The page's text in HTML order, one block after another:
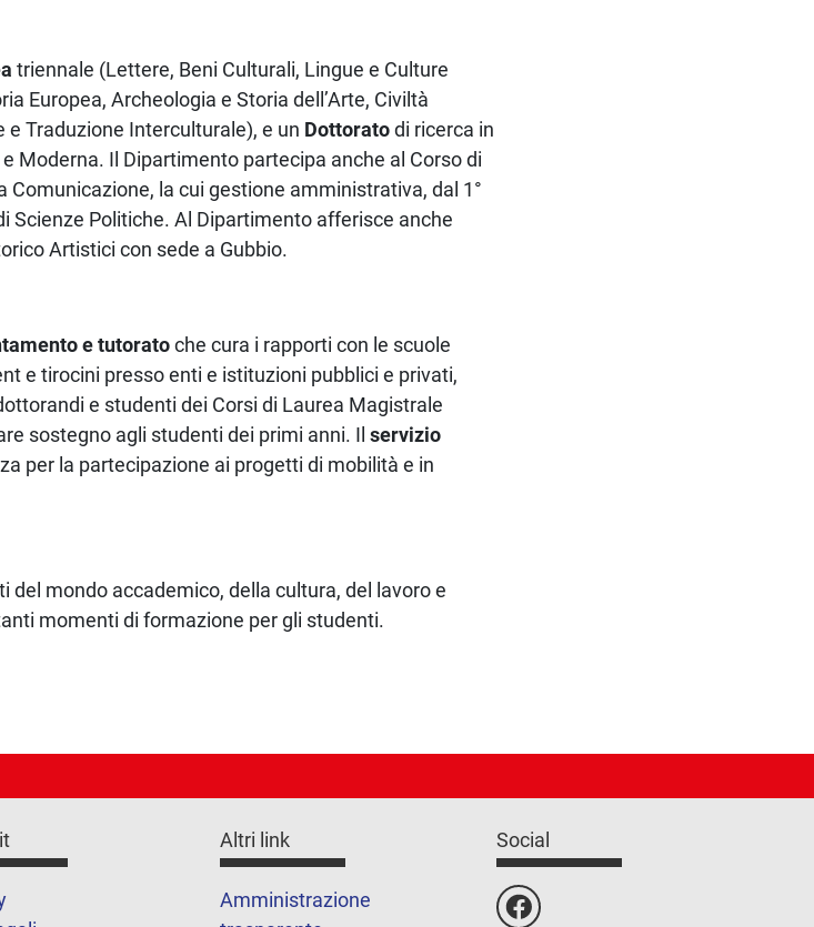
triennale (Lettere, Beni Culturali, Lingue e Culture
Europea, Archeologia e Storia dell’Arte, Civiltà
Traduzione Interculturale), e un Dottoratodi ricerca in
Moderna. Il Dipartimento partecipa anche al Corso di
la cui gestione amministrativa, dal 1°
Scienze Politiche. Al Dipartimento afferisce anche
Artistici con sede a Gubbio.
e tutoratoche cura i rapporti con le scuole
e tirocini presso enti e istituzioni pubblici e privati,
e studenti dei Corsi di Laurea Magistrale
sostegno agli studenti dei primi anni. Ilservizio
per la partecipazione ai progetti di mobilità e in
del mondo accademico, della cultura, del lavoro e
momenti di formazione per gli studenti.
Altri link
Amministrazione
Social